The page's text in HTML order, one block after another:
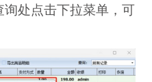
处点击下拉菜单，可